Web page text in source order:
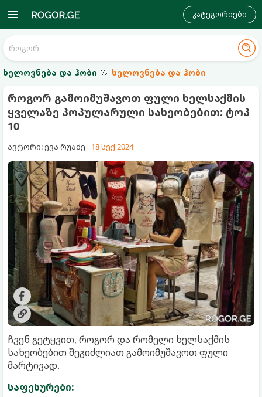
კატეგორიები
ხელოვნება და ჰობი ხელოვნება და ჰობი
როგორ გამოიმუშავოთ ფული ხელსაქმის
ყველაზე პოპულარული სახეობებით: ტოპ
10
ავტორი: ევა რუაძე 18 სექ 2024
ჩვენ გეტყვით, როგორ და რომელი ხელსაქმის
სახეობებით შეგიძლიათ გამოიმუშავოთ ფული
მარტივად.
საფეხურები: